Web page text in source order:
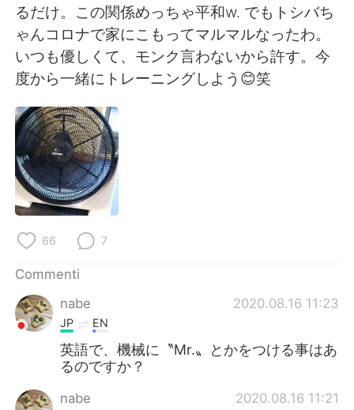
繁體中文 Español
العربية Français
한국어
ไทย
Türkçe
るだけ。この関係めっちゃ平和w. でもトシバち
ゃんコロナで家にこもってマルマルなったわ。
いつも優しくて、モンク言わないから許す。今
度から一緒にトレーニングしよう😊笑
66 7
Commenti
nabe
2020.08.16 11:23
JP EN
英語で、機械に〝Mr.〟とかをつける事はあ
るのですか？
nabe 2020.08.16 11:21